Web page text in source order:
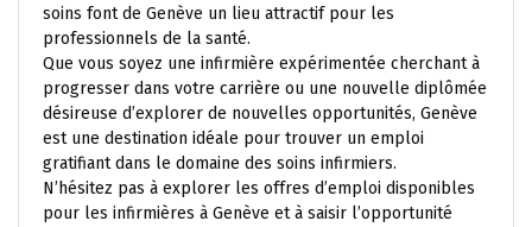
soins font de Genève un lieu attractif pour les
professionnels de la santé.
Que vous soyez une infirmière expérimentée cherchant à
progresser dans votre carrière ou une nouvelle diplômée
désireuse d’explorer de nouvelles opportunités, Genève
est une destination idéale pour trouver un emploi
gratifiant dans le domaine des soins infirmiers.
N’hésitez pas à explorer les offres d’emploi disponibles
pour les infirmières à Genève et à saisir l’opportunité